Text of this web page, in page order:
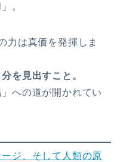
。
力は真価を発揮しま
を見出すこと。
への道が開かれてい
ジ、そして人類の原